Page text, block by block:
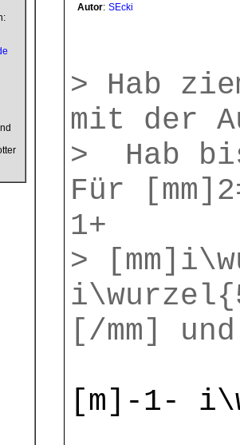
Autor: SEcki
> Hab
mit der
> Hab
Für
1+
>
[/mm] und
[m]-1-